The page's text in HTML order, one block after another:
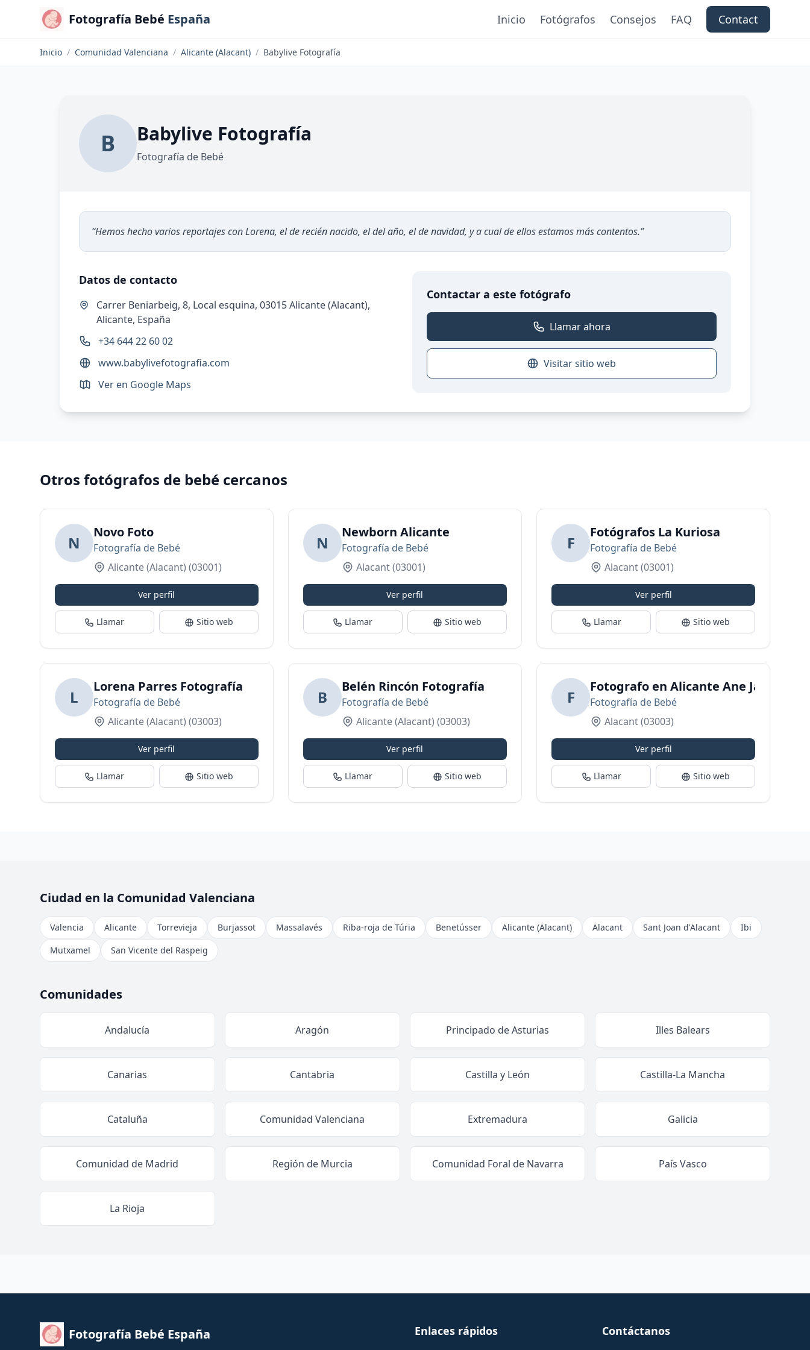
Fotografía Bebé España Inicio Fotógrafos Consejos FAQ Contact
Inicio / Comunidad Valenciana / Alicante (Alacant) / Babylive Fotografía
B Babylive Fotografía
Fotografía de Bebé
“Hemos hecho varios reportajes con Lorena, el de recién nacido, el del año, el de navidad, y a cual de ellos estamos más contentos.”
Datos de contacto
Carrer Beniarbeig, 8, Local esquina, 03015 Alicante (Alacant),
Alicante, España
+34 644 22 60 02
www.babylivefotografia.com
Ver en Google Maps
Contactar a este fotógrafo
Llamar ahora
Visitar sitio web
Otros fotógrafos de bebé cercanos
N
Novo Foto
Fotografía de Bebé
Alicante (Alacant) (03001)
Ver perfil
Llamar Sitio web
N
Newborn Alicante
Fotografía de Bebé
Alacant(03001)
Ver perfil
Llamar Sitio web
F
Fotógrafos La Kuriosa
Fotografía de Bebé
Alacant(03001)
Ver perfil
Llamar Sitio web
L
Lorena Parres Fotografía
Fotografía de Bebé
Alicante (Alacant) (03003)
Ver perfil
Llamar Sitio web
B
Belén Rincón Fotografía
Fotografía de Bebé
Alicante (Alacant) (03003)
Ver perfil
Llamar Sitio web
F
Fotografo en Alicante Ane Jareño |
Fotografía de Bebé
Alacant(03003)
Ver perfil
Llamar Sitio web
Ciudad en la Comunidad Valenciana
Valencia Alicante Torrevieja Burjassot Massalavés Riba-roja de Túria Benetússer Alicante (Alacant) Alacant Sant Joan d'Alacant
Ibi
Mutxamel
San Vicente del Raspeig
Comunidades
Andalucía Aragón Principado de Asturias Illes Balears
Canarias Cantabria Castilla y León Castilla-La Mancha
Cataluña Comunidad Valenciana Extremadura Galicia
Comunidad de Madrid Región de Murcia Comunidad Foral de Navarra País Vasco
La Rioja
Fotografía Bebé España Enlaces rápidos Contáctanos